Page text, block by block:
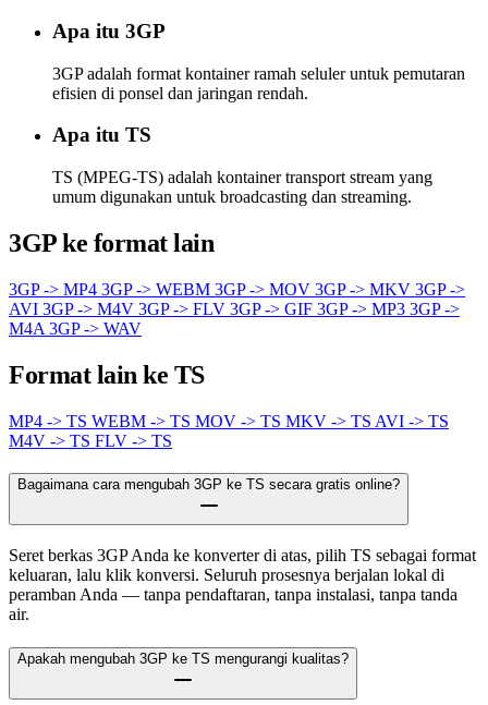
Apa itu 3GP
3GP adalah format kontainer ramah seluler untuk pemutaran
efisien di ponsel dan jaringan rendah.
Apa itu TS
TS (MPEG-TS) adalah kontainer transport stream yang
umum digunakan untuk broadcasting dan streaming.
3GP ke format lain
3GP -> MP4 3GP -> WEBM 3GP -> MOV 3GP -> MKV 3GP ->
AVI 3GP -> M4V 3GP -> FLV 3GP -> GIF 3GP -> MP3 3GP ->
M4A 3GP -> WAV
Format lain ke TS
MP4 -> TS WEBM -> TS MOV -> TS MKV -> TS AVI -> TS
M4V -> TS FLV -> TS
Bagaimana cara mengubah 3GP ke TS secara gratis online?
Seret berkas 3GP Anda ke konverter di atas, pilih TS sebagai format
keluaran, lalu klik konversi. Seluruh prosesnya berjalan lokal di
peramban Anda — tanpa pendaftaran, tanpa instalasi, tanpa tanda
air.
Apakah mengubah 3GP ke TS mengurangi kualitas?